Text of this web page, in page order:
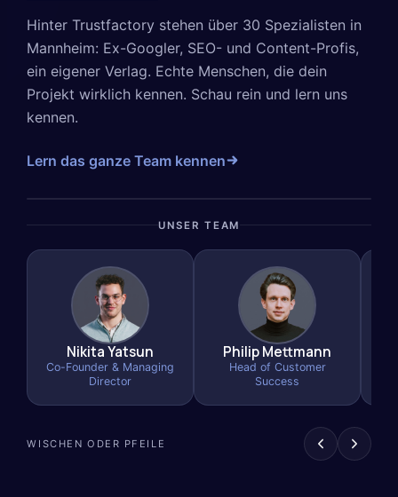
Hinter Trustfactory stehen über 30 Spezialisten in
Mannheim: Ex-Googler, SEO- und Content-Profis,
ein eigener Verlag. Echte Menschen, die dein
Projekt wirklich kennen. Schau rein und lern uns
kennen.
Lern das ganze Team kennen
UNSER TEAM
Nikita Yatsun
Co-Founder & Managing
Director
Philip Mettmann
Head of Customer
Success
WISCHEN ODER PFEILE